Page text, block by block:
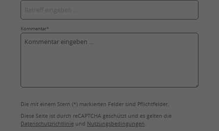
Kommentar*
Die mit einem Stern (*) markierten Felder sind Pflichtfelder.
Diese Seite ist durch reCAPTCHA geschützt und es gelten die
Datenschutzrichtlinie und Nutzungsbedingungen